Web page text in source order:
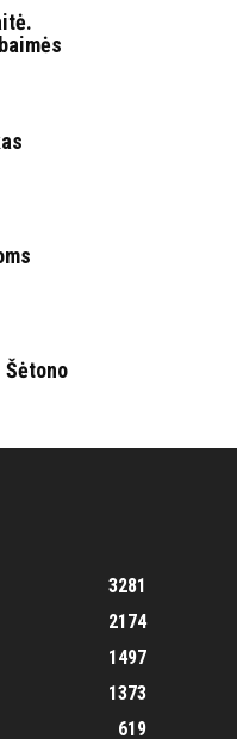
3281
2174
1497
1373
619